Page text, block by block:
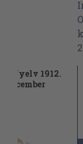
Nyelv 1912.
december